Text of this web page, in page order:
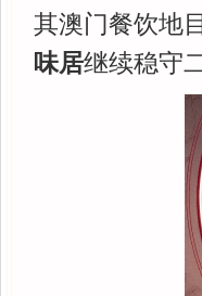
其澳门餐饮地
味居继续稳守